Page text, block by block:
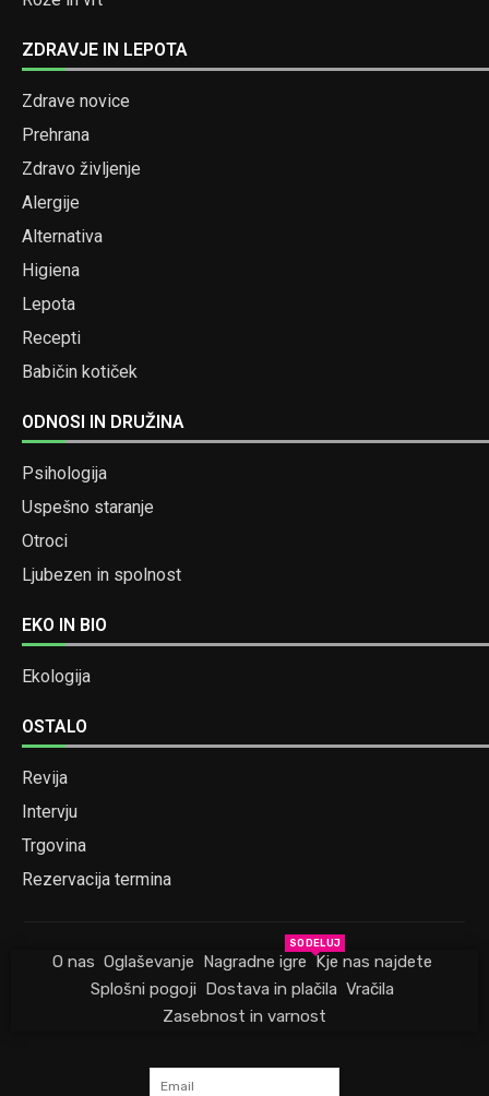
ZDRAVJE IN LEPOTA
Zdrave novice
Prehrana
Zdravo življenje
Alergije
Alternativa
Higiena
Lepota
Recepti
Babičin kotiček
ODNOSI IN DRUŽINA
Psihologija
Uspešno staranje
Otroci
Ljubezen in spolnost
EKO IN BIO
Ekologija
OSTALO
Revija
Intervju
Trgovina
Rezervacija termina
O nas Oglaševanje Nagradne igre
SODELUJ
Kje nas najdete
Splošni pogoji Dostava in plačila Vračila
Zasebnost in varnost